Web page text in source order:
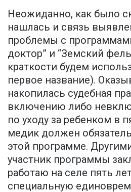
Неожиданно, как было
нашлась и связь
проблемы с
доктор” и “Земский
краткости будем
первое название).
накопилась судебная
включению либо
по уходу за ребенком в
медик должен
этой программе.
участник программы
работаю на селе пять
специальную